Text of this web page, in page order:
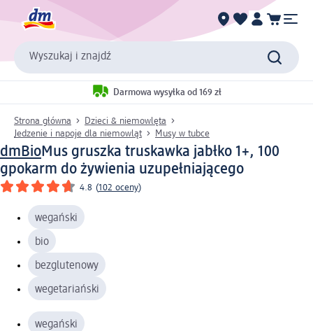
Wyszukaj i znajdź
Darmowa wysyłka od 169 zł
Strona główna
Dzieci & niemowlęta
Jedzenie i napoje dla niemowląt
Musy w tubce
dmBioMus gruszka truskawka jabłko 1+, 100
gpokarm do żywienia uzupełniającego
4.8 (102 oceny)
wegański
bio
bezglutenowy
wegetariański
wegański